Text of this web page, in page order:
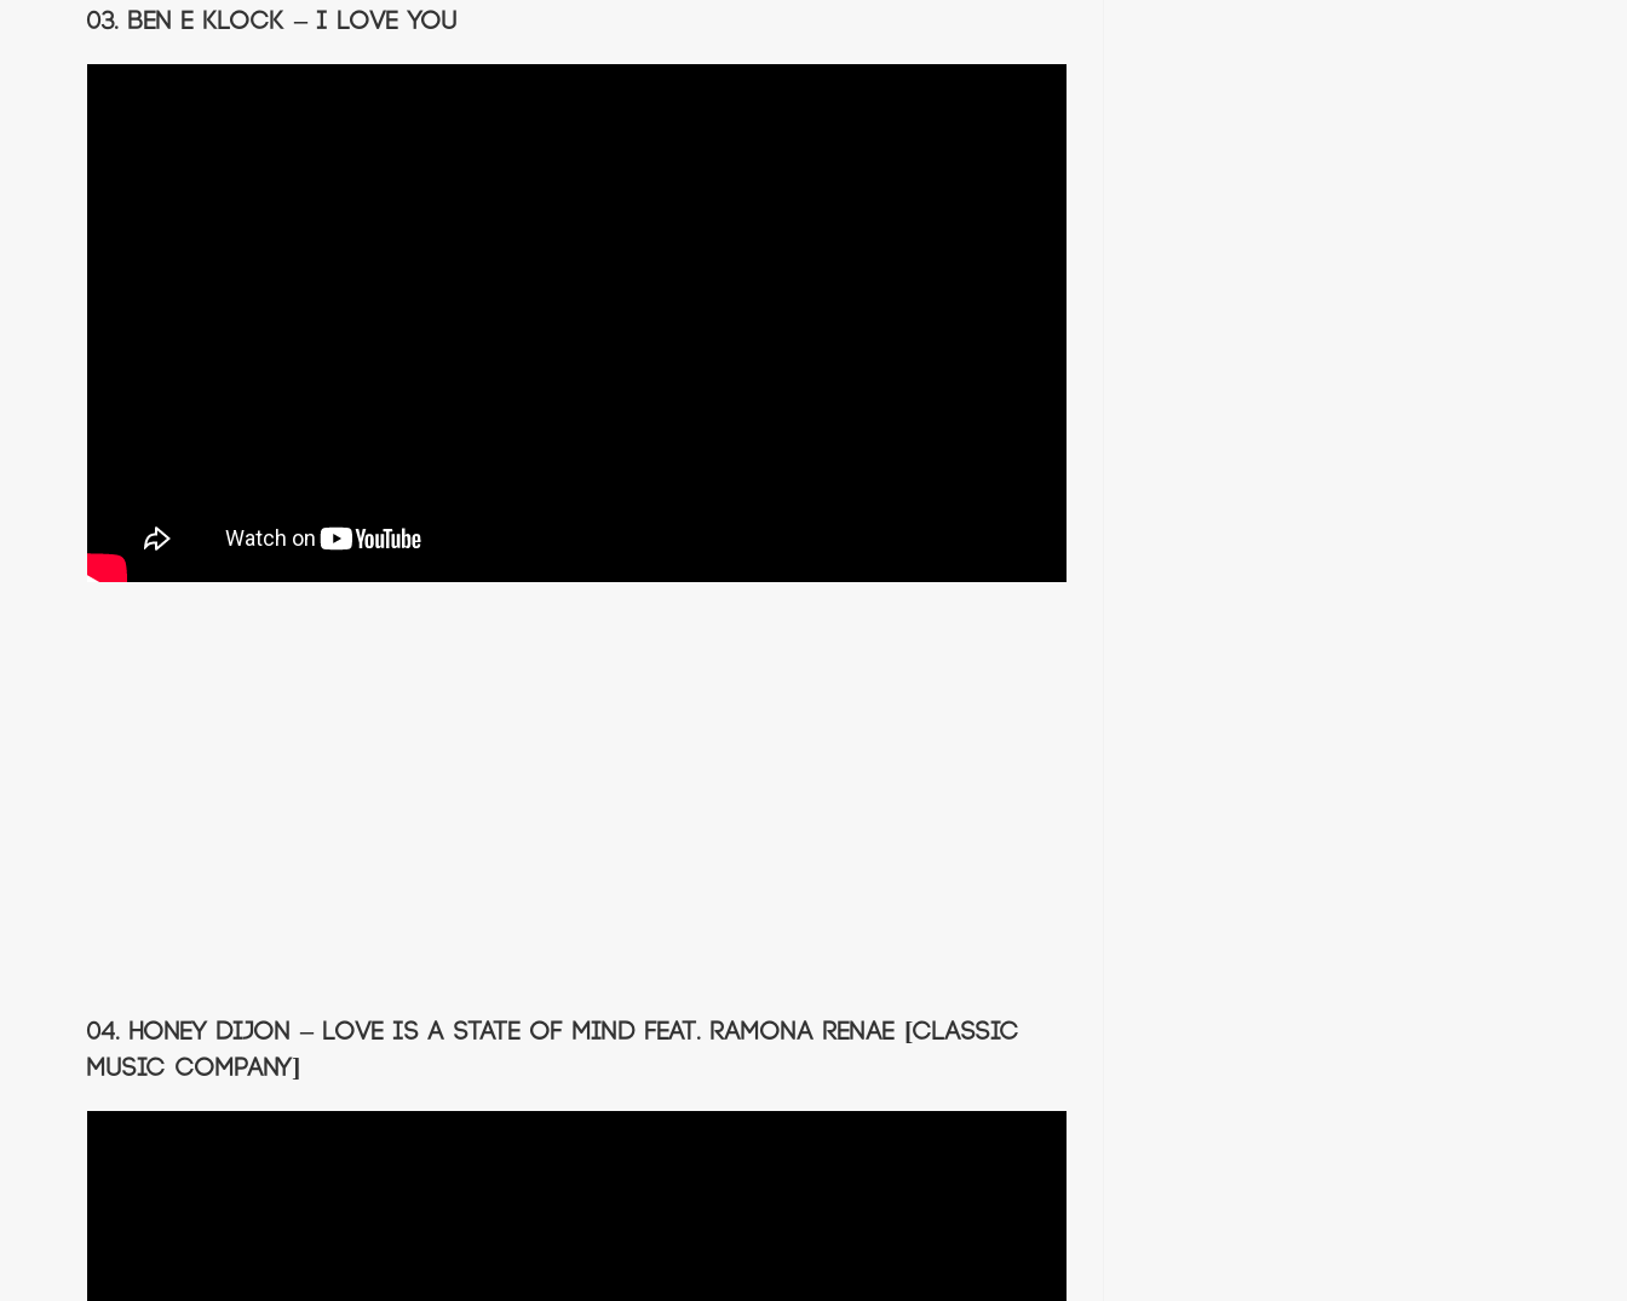
03. Ben E Klock – I Love You
04. Honey Dijon – Love Is A State Of Mind feat. Ramona Renae [Classic
Music Company]